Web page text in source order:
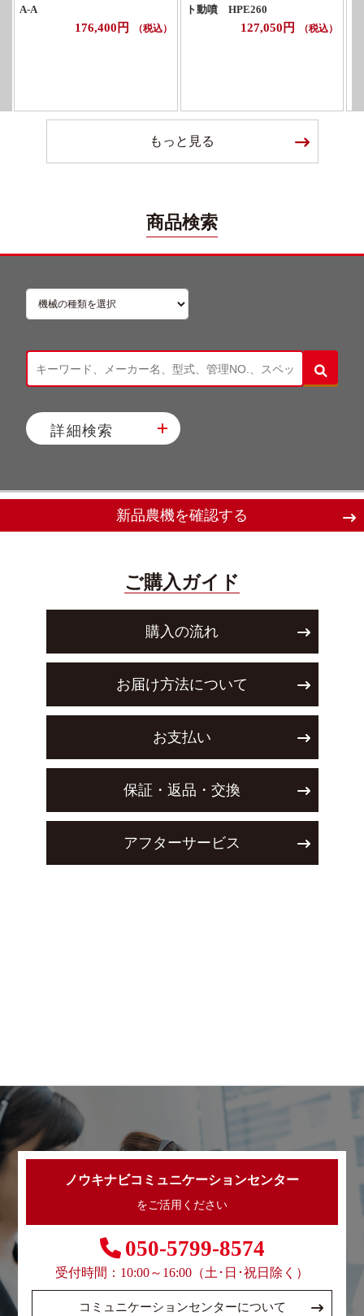
A-A
176,400円 （税込）
ト動噴 HPE260
127,050円 （税込）
もっと見る
商品検索
詳細検索
新品農機を確認する
ご購入ガイド
購入の流れ
お届け方法について
お支払い
保証・返品・交換
アフターサービス
ノウキナビコミュニケーションセンター
をご活用ください
050-5799-8574
受付時間：10:00～16:00（土･日･祝日除く）
コミュニケーションセンターについて